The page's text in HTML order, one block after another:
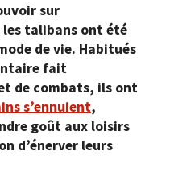
sur
talibans ont été
de vie. Habitués
fait
de combats, ils ont
s’ennuient,
goût aux loisirs
d’énerver leurs